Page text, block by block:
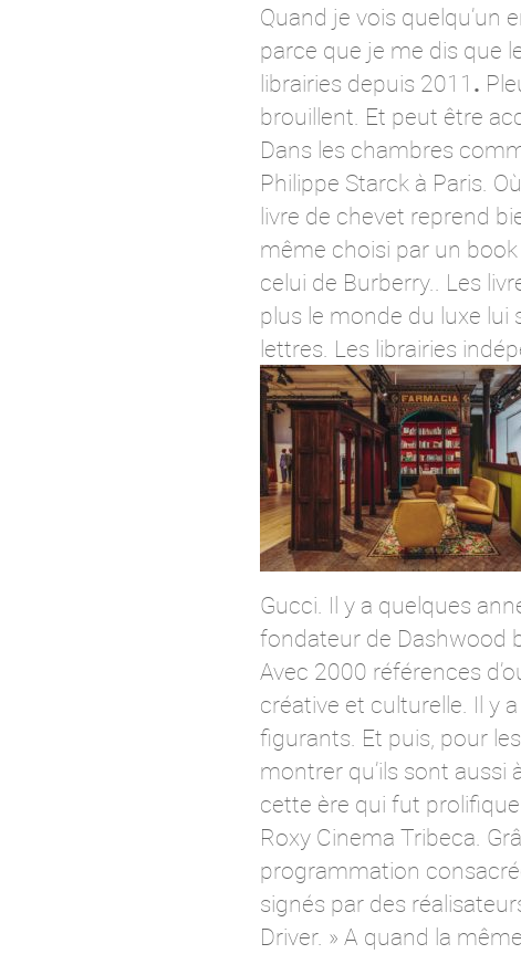
Quand je vois quelqu’un
parce que je me dis que
librairies depuis 2011 .
brouillent. Et peut être
Dans les chambres
Philippe Starck à Paris.
livre de chevet reprend
même choisi par un
celui de Burberry.. Les
plus le monde du luxe lui
lettres. Les librairies
Gucci. Il y a quelques
fondateur de Dashwood
Avec 2000 références
créative et culturelle. Il y
figurants. Et puis, pour
montrer qu’ils sont
cette ère qui fut prolifique
Roxy Cinema Tribeca.
programmation
signés par des
Driver. » A quand la